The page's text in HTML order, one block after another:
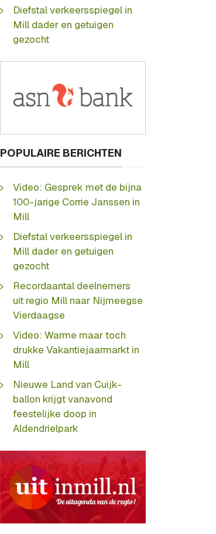
Diefstal verkeersspiegel in
Mill dader en getuigen
gezocht
POPULAIRE BERICHTEN
Video: Gesprek met de bijna
100-jarige Corrie Janssen in
Mill
Diefstal verkeersspiegel in
Mill dader en getuigen
gezocht
Recordaantal deelnemers
uit regio Mill naar Nijmeegse
Vierdaagse
Video: Warme maar toch
drukke Vakantiejaarmarkt in
Mill
Nieuwe Land van Cuijk-
ballon krijgt vanavond
feestelijke doop in
Aldendrielpark